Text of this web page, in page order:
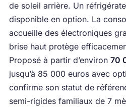
de soleil arrière. Un
disponible en option. La
accueille des électroniques
brise haut protège
Proposé à partir d’environ 70
jusqu’à 85 000 euros avec
confirme son statut de
semi-rigides familiaux de 7